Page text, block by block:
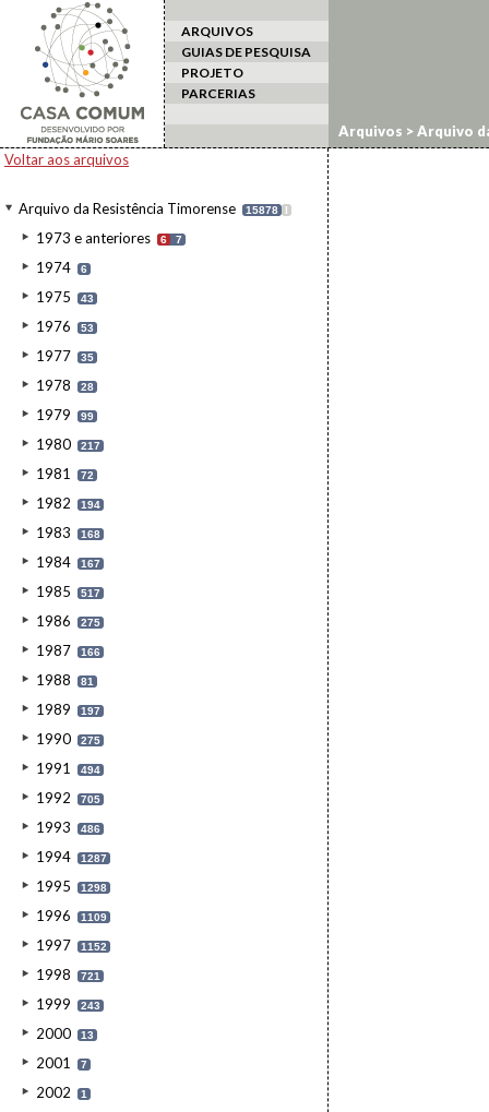
ARQUIVOS
GUIAS DE PESQUISA
PROJETO
PARCERIAS
Voltar aos arquivos
Arquivo da Resistência Timorense 15878 I
1973 e anteriores 6 7
1974 6
1975 43
1976 53
1977 35
1978 28
1979 99
1980 217
1981 72
1982 194
1983 168
1984 167
1985 517
1986 275
1987 166
1988 81
1989 197
1990 275
1991 494
1992 705
1993 486
1994 1287
1995 1298
1996 1109
1997 1152
1998 721
1999 243
2000 13
2001 7
2002 1
Arquivos >Arquivo